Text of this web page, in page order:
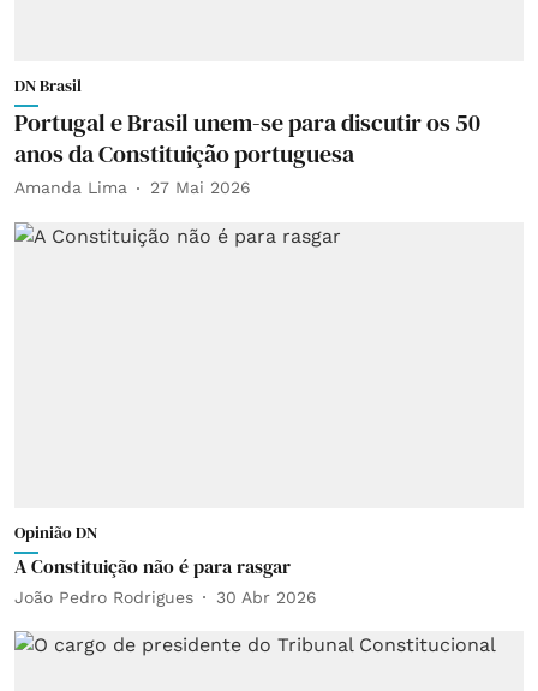
DN Brasil
Portugal e Brasil unem-se para discutir os 50
anos da Constituição portuguesa
Amanda Lima 27 Mai 2026
Opinião DN
A Constituição não é para rasgar
João Pedro Rodrigues 30 Abr 2026